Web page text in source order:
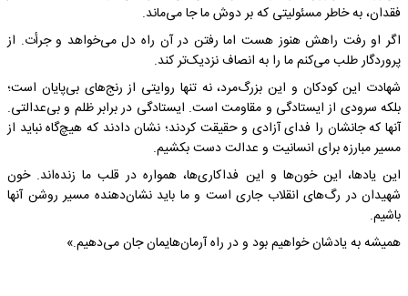
فقدان، به خاطر مسئولیتی که بر دوش ما جا می‌ماند.
اگر او رفت راهش هنوز هست اما رفتن در آن راه دل می‌خواهد و جرأت. از
پروردگار طلب می‌کنم ما را به انصاف نزدیک‌تر کند.
شهادت این کودکان و این بزرگ‌مرد، نه تنها روایتی از رنج‌های بی‌پایان است؛
بلکه سرودی از ایستادگی و مقاومت است. ایستادگی در برابر ظلم و بی‌عدالتی.
آنها که جانشان را فدای آزادی و حقیقت کردند؛ نشان دادند که هیچ‌گاه نباید از
مسیر مبارزه برای انسانیت و عدالت دست بکشیم.
این یادها، این خون‌ها و این فداکاری‌ها، همواره در قلب ما زنده‌اند. خون
شهیدان در رگ‌های انقلاب جاری است و ما باید نشان‌دهنده‌ مسیر روشن آنها
باشیم.
همیشه به یادشان خواهیم بود و در راه آرمان‌هایمان جان می‌دهیم.»